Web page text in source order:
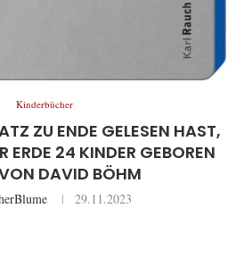
Kinderbücher
ZU ENDE GELESEN HAST,
ERDE 24 KINDER GEBOREN
DAVID BÖHM
29.11.2023